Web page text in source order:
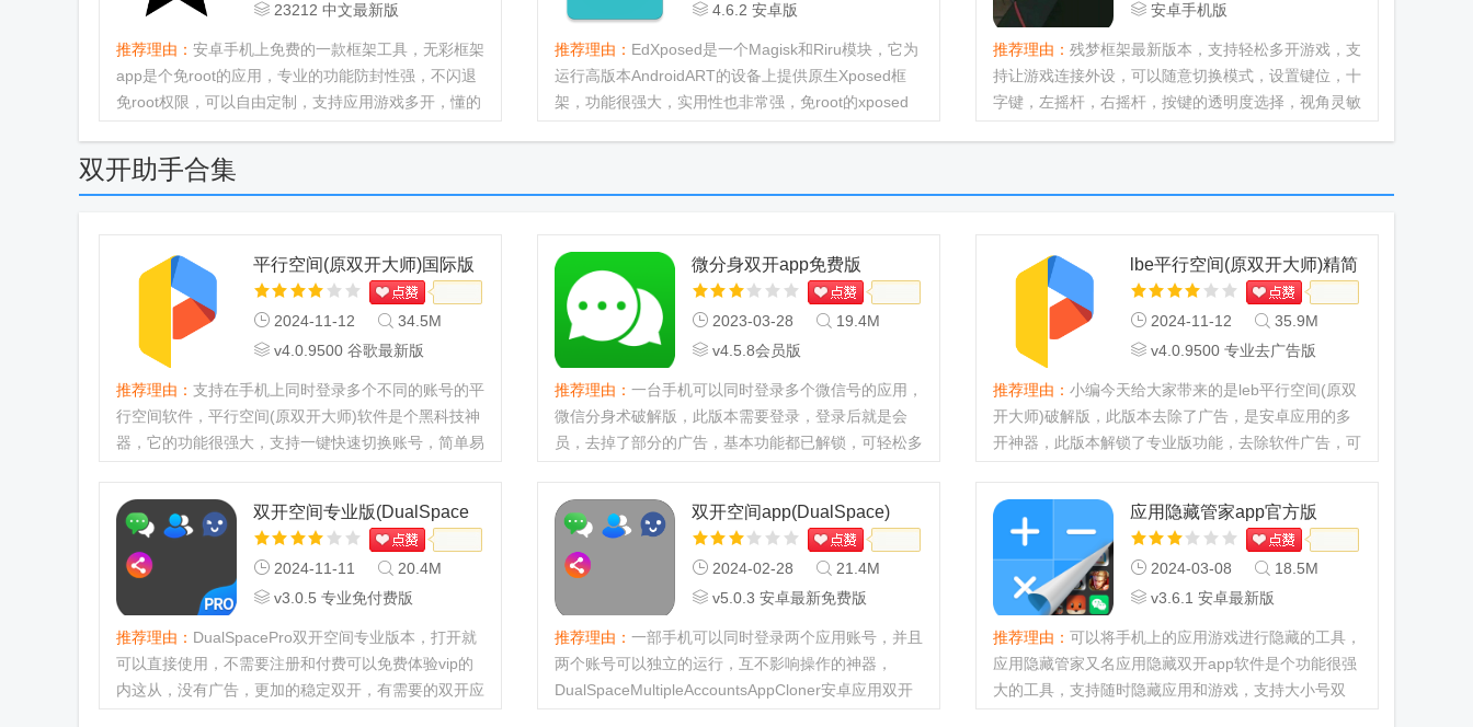
23212 中文最新版
推荐理由： 安卓手机上免费的一款框架工具，无彩框架
app是个免root的应用，专业的功能防封性强，不闪退
免root权限，可以自由定制，支持应用游戏多开，懂的
4.6.2 安卓版
推荐理由： EdXposed是一个Magisk和Riru模块，它为
运行高版本AndroidART的设备上提供原生Xposed框
架，功能很强大，实用性也非常强，免root的xposed
安卓手机版
推荐理由： 残梦框架最新版本，支持轻松多开游戏，支
持让游戏连接外设，可以随意切换模式，设置键位，十
字键，左摇杆，右摇杆，按键的透明度选择，视角灵敏
双开助手合集
平行空间(原双开大师)国际版
2024-11-12
34.5M
v4.0.9500 谷歌最新版
推荐理由： 支持在手机上同时登录多个不同的账号的平
行空间软件，平行空间(原双开大师)软件是个黑科技神
器，它的功能很强大，支持一键快速切换账号，简单易
微分身双开app免费版
2023-03-28
19.4M
v4.5.8会员版
推荐理由： 一台手机可以同时登录多个微信号的应用，
微信分身术破解版，此版本需要登录，登录后就是会
员，去掉了部分的广告，基本功能都已解锁，可轻松多
lbe平行空间(原双开大师)精简
版
2024-11-12
35.9M
v4.0.9500 专业去广告版
推荐理由： 小编今天给大家带来的是leb平行空间(原双
开大师)破解版，此版本去除了广告，是安卓应用的多
开神器，此版本解锁了专业版功能，去除软件广告，可
双开空间专业版(DualSpace
Pro)
2024-11-11
20.4M
v3.0.5 专业免付费版
推荐理由： DualSpacePro双开空间专业版本，打开就
可以直接使用，不需要注册和付费可以免费体验vip的
内这从，没有广告，更加的稳定双开，有需要的双开应
双开空间app(DualSpace)
2024-02-28
21.4M
v5.0.3 安卓最新免费版
推荐理由： 一部手机可以同时登录两个应用账号，并且
两个账号可以独立的运行，互不影响操作的神器，
DualSpaceMultipleAccountsAppCloner安卓应用双开
应用隐藏管家app官方版
2024-03-08
18.5M
v3.6.1 安卓最新版
推荐理由： 可以将手机上的应用游戏进行隐藏的工具，
应用隐藏管家又名应用隐藏双开app软件是个功能很强
大的工具，支持随时隐藏应用和游戏，支持大小号双